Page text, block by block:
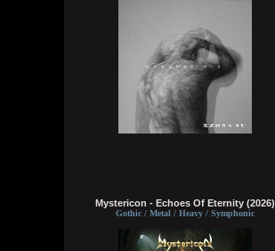
Mystericon - Echoes Of Eternity (2026)
Gothic / Metal / Heavy / Symphonic